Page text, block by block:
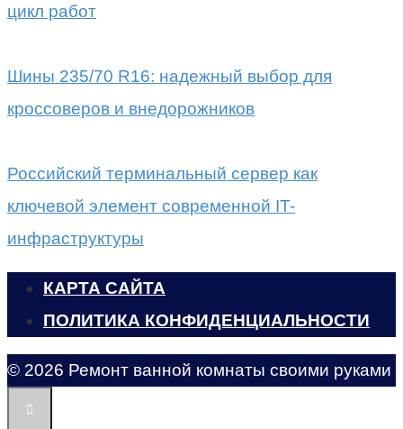
цикл работ
Шины 235/70 R16: надежный выбор для
кроссоверов и внедорожников
Российский терминальный сервер как
ключевой элемент современной IT-
инфраструктуры
КАРТА САЙТА
ПОЛИТИКА КОНФИДЕНЦИАЛЬНОСТИ
© 2026 Ремонт ванной комнаты своими руками